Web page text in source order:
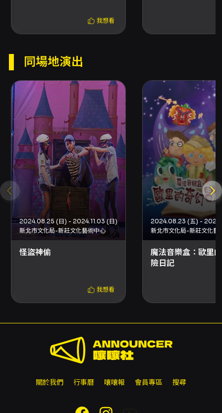
操作。 - ATM 轉帳或現金購票：請依 OPENTIX
指示透過指定表單辦理並附上存摺照片，符合退
票規則者將於 3 個工作日內執行退票作業。 - 已
為憑）。臨櫃退票請在 OPENTIX 四大服務處辦
理；郵寄退票請將相關文件掛號郵寄至
OPENTIX 指定地址，郵寄退票郵資與程序請參
照 OPENTIX 公告說明。 其他注意事項 - 如購票
時使用文化幣或點數折抵，退票時系統將退還折
抵之文化幣，並於扣除退票手續費後優先退還點
數，再將剩餘款項退回；若折抵之文化幣或點數
已逾使用效期，OPENTIX 將無法返還或展延。
- 購買團票、套票或優惠組合票券之退票規則請
依該套票或優惠頁面規定辦理；套票退票需整套
辦理且無單張退票服務。 - 若節目或主要表演人
員在預定表演前發生變動，相關退票機制、受理
方式、退款途徑等資訊將公告於本節目頁面；如
主辦單位未提供退款機制，信用卡購票之持卡人
可向原發卡行申請信用卡爭議款退款。
我想看
同場地演出
2024.08.25 (日) - 2024.11.03 (日)
新北市文化局-新莊文化藝術中心
怪盜神偷
我想看
2024.08.23 (五) -
新北市文化局-新莊文化藝
魔法音樂盒：歐里
險日記
關於我們 行事曆 嚷嚷報 會員專區 搜尋